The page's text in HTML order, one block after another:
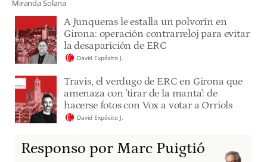
Miranda Solana
A Junqueras le estalla un polvorín en
Girona: operación contrarreloj para evitar
la desaparición de ERC
David Expósito J.
Travis, el verdugo de ERC en Girona que
amenaza con 'tirar de la manta': de
hacerse fotos con Vox a votar a Orriols
David Expósito J.
Responso por Marc Puigtió